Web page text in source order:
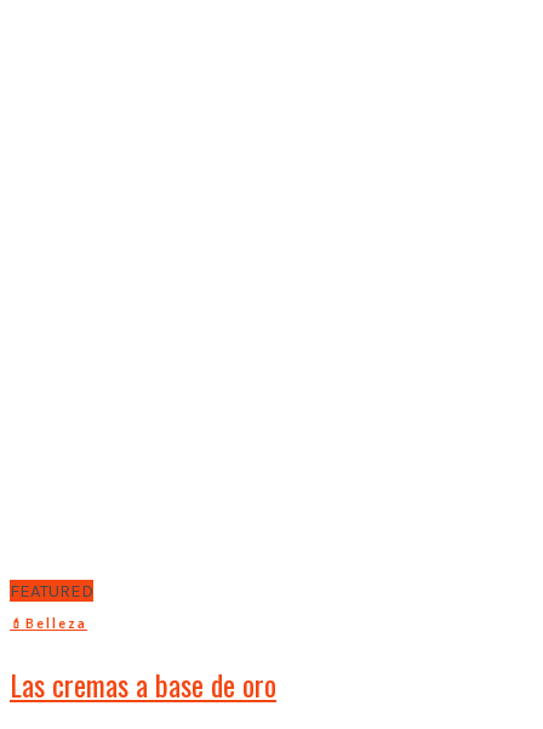
FEATURED
💄Belleza
Las cremas a base de oro